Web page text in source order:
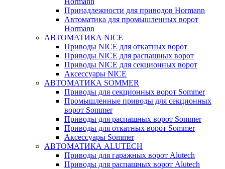
Принадлежности для приводов Hormann
Автоматика для промышленных ворот
Hormann
АВТОМАТИКА NICE
Приводы NICE для откатных ворот
Приводы NICE для распашных ворот
Приводы NICE для секционных ворот
Аксессуары NICE
АВТОМАТИКА SOMMER
Приводы для секционных ворот Sommer
Промышленные приводы для секционных
ворот Sommer
Приводы для распашных ворот Sommer
Приводы для откатных ворот Sommer
Аксессуары Sommer
АВТОМАТИКА ALUTECH
Приводы для гаражных ворот Alutech
Приводы для распашных ворот Alutech